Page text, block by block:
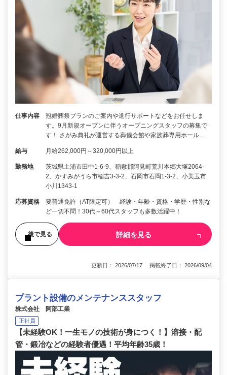
仕事内容
冠婚葬祭プランのご案内や進行サポートなどをお任せしま
す。9月新規オープンに伴うオープニングスタッフの募集で
す！ さがみ典礼が運営する葬儀会館や家族葬専用ホール…
給与 月給262,000円～320,000円以上
勤務地
茨城県土浦市田中1-6-9、稲敷郡阿見町荒川本郷大塚2064-
2、かすみがうら市稲吉3-3-2、石岡市石岡1-3-2、小美玉市
小川1343-1
応募資格
要普通免許（AT限定可） 経験・年齢・資格・学歴・性別な
ど一切不問！30代～60代スタッフも多数活躍中！
後で見る 詳細を見る
更新日： 2026/07/17 掲載終了日： 2026/09/04
プラント設備のメンテナンススタッフ
株式会社 阿部工業
正社員
【未経験OK！一生モノの技術が身につく！】溶接・配
管・鍛冶などの経験者優遇！平均年齢35歳！